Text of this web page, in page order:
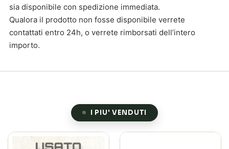
sia disponibile con spedizione immediata.
Qualora il prodotto non fosse disponibile verrete
contattati entro 24h, o verrete rimborsati dell’intero
importo.
I PIU' VENDUTI